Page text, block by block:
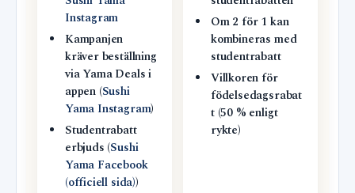
Instagram
Kampanjen
kräver beställning
via Yama Deals i
appen (Sushi
Yama Instagram)
Studentrabatt
erbjuds (Sushi
Yama Facebook
(officiell sida))
Om 2 för 1 kan
kombineras med
studentrabatt
Villkoren för
födelsedagsrabat
t (50 % enligt
rykte)